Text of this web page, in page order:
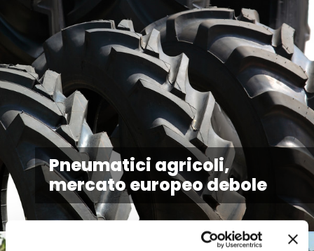
Pneumatici agricoli,
mercato europeo debole